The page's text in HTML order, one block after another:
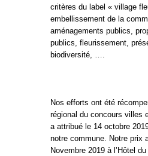
critères du label « village
embellissement de la
aménagements publics,
publics, fleurissement,
biodiversité, ….
Nos efforts ont été
régional du concours villes
a attribué le 14 octobre
notre commune. Notre prix
Novembre 2019 à l’Hôtel